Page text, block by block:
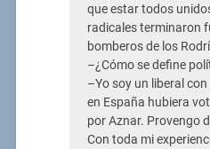
que estar todos
radicales terminaron
bomberos de los
–¿Cómo se define
–Yo soy un liberal
en España hubiera
por Aznar. Provengo
Con toda mi